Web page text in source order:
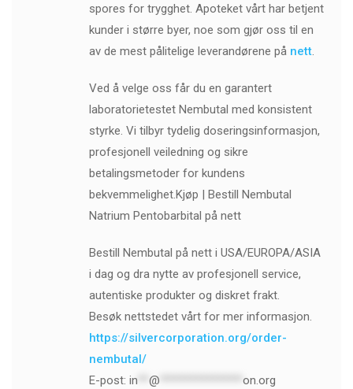
spores for trygghet. Apoteket vårt har betjent
kunder i større byer, noe som gjør oss til en
av de mest pålitelige leverandørene på nett.
Ved å velge oss får du en garantert
laboratorietestet Nembutal med konsistent
styrke. Vi tilbyr tydelig doseringsinformasjon,
profesjonell veiledning og sikre
betalingsmetoder for kundens
bekvemmelighet.Kjøp | Bestill Nembutal
Natrium Pentobarbital på nett
Bestill Nembutal på nett i USA/EUROPA/ASIA
i dag og dra nytte av profesjonell service,
autentiske produkter og diskret frakt.
Besøk nettstedet vårt for mer informasjon.
https://silvercorporation.org/order-
nembutal/
E-post: in @ on.org